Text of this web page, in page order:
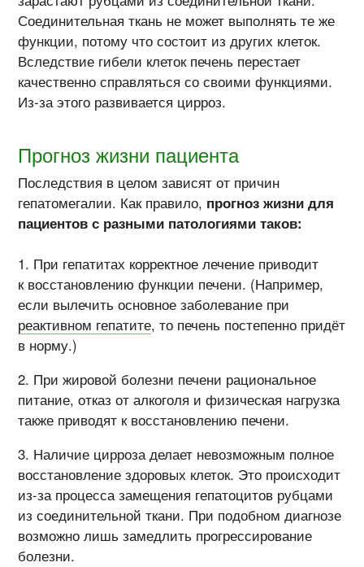
Соединительная ткань не может выполнять те же
функции, потому что состоит из других клеток.
Вследствие гибели клеток печень перестает
качественно справляться со своими функциями.
Из-за этого развивается цирроз.
Прогноз жизни пациента
Последствия в целом зависят от причин
гепатомегалии. Как правило, прогноз жизни для
пациентов с разными патологиями таков:
При гепатитах корректное лечение приводит
к восстановлению функции печени. (Например,
если вылечить основное заболевание при
реактивном гепатите, то печень постепенно придёт
в норму.)
При жировой болезни печени рациональное
питание, отказ от алкоголя и физическая нагрузка
также приводят к восстановлению печени.
Наличие цирроза делает невозможным полное
восстановление здоровых клеток. Это происходит
из-за процесса замещения гепатоцитов рубцами
из соединительной ткани. При подобном диагнозе
возможно лишь замедлить прогрессирование
болезни.